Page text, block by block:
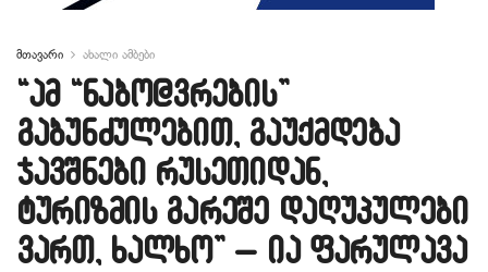
მთავარი ახალი ამბები
“ამ “ნაბო@ვრების”
გაბუნძულებით, გაუქმდება
ჯავშნები რუსეთიდან,
ტურიზმის გარეშე დაღუპულები
ვართ, ხალხო” – ია ფარულავა